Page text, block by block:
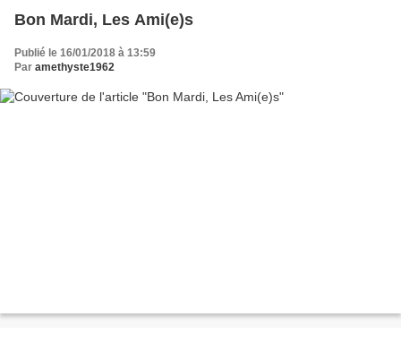
Bon Mardi, Les Ami(e)s
Publié le 16/01/2018 à 13:59
Par amethyste1962